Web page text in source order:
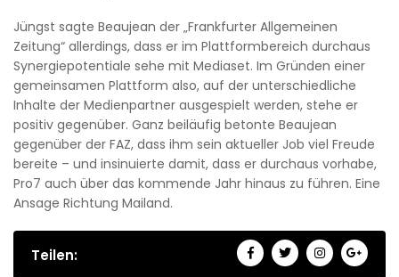
Jüngst sagte Beaujean der „Frankfurter Allgemeinen
Zeitung“ allerdings, dass er im Plattformbereich durchaus
Synergiepotentiale sehe mit Mediaset. Im Gründen einer
gemeinsamen Plattform also, auf der unterschiedliche
Inhalte der Medienpartner ausgespielt werden, stehe er
positiv gegenüber. Ganz beiläufig betonte Beaujean
gegenüber der FAZ, dass ihm sein aktueller Job viel Freude
bereite – und insinuierte damit, dass er durchaus vorhabe,
Pro7 auch über das kommende Jahr hinaus zu führen. Eine
Ansage Richtung Mailand.
Teilen: